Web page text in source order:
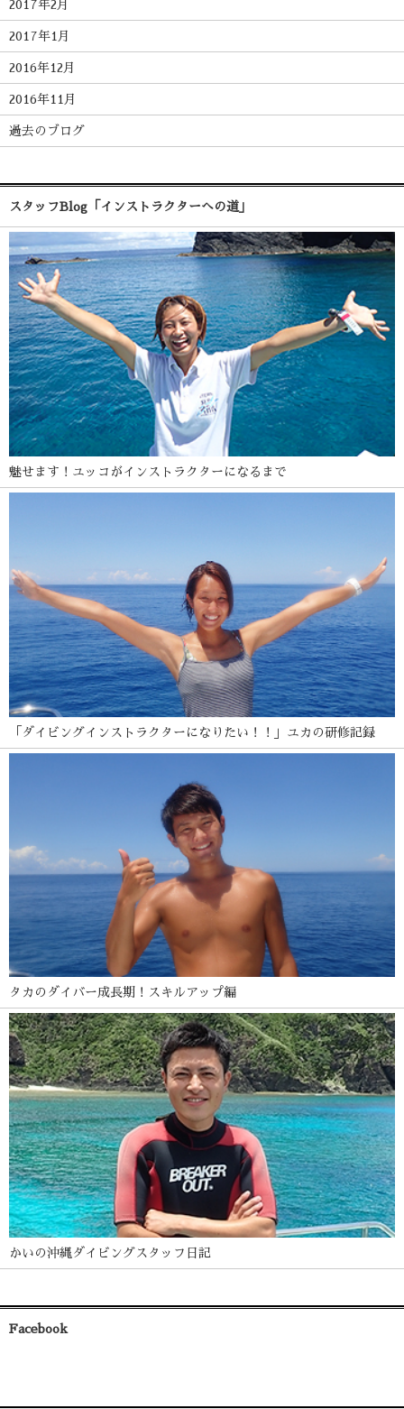
2017年2月
2017年1月
2016年12月
2016年11月
過去のブログ
スタッフBlog「インストラクターへの道」
魅せます！ユッコがインストラクターになるまで
「ダイビングインストラクターになりたい！！」ユカの研修記録
タカのダイバー成長期！スキルアップ編
かいの沖縄ダイビングスタッフ日記
Facebook